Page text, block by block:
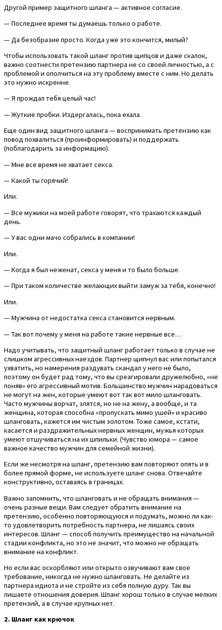
Другой пример защитного шланга — активное согласие.
— Последнее время ты думаешь только о работе.
— Да безобразие просто. Когда уже это кончится, милый?
Чтобы использовать такой шланг против щипцов и даже скалок,
важно соотнести претензию партнера не со своей личностью, а с
проблемой и ополчиться на эту проблему вместе с ним. Но делать
это нужно искренне.
— Я прождал тебя целый час!
— Жуткие пробки. Издергалась, пока ехала.
Еще один вид защитного шланга — воспринимать претензию как
повод похвалиться (проинформировать) и поддержать
(поблагодарить за информацию).
— Мне все время не хватает секса.
— Какой ты горячий!
Или.
— Все мужики на моей работе говорят, что трахаются каждый
день.
— У вас одни мачо собрались в компании!
Или.
— Когда я был неженат, секса у меня и то было больше.
— При таком количестве желающих выйти замуж за тебя, конечно!
Или.
— Мужчина от недостатка секса становится нервным.
— Так вот почему у меня на работе такие нервные все…
Надо учитывать, что защитный шланг работает только в случае не
слишком агрессивных наездов. Партнер щипнул вас или попытался
ухватить, но намерения раздувать скандал у него не было,
поэтому он будет рад тому, что вы среагировали дружелюбно, «не
поняв» его агрессивный мотив. Большинство мужчин нарадоваться
не могут на жен, которые умеют вот так вот мило шланговать.
Часто мужчины ворчат, злятся, но не на жену, а вообще, и та
женщина, которая способна «пропускать мимо ушей» и красиво
шланговать, кажется им чистым золотом. Тоже самое, кстати,
касается и раздражительных нервных женщин, мужья которых
умеют отшучиваться на их шпильки. (Чувство юмора — самое
важное качество мужчин для семейной жизни).
Если же несмотря на шланг, претензию вам повторяют опять и в
более прямой форме, не используете шланг снова. Отвечайте
конструктивно, оставаясь в границах.
Важно запомнить, что шланговать и не обращать внимания —
очень разные вещи. Вам следует обратить внимание на
претензию, особенно повторяющуюся и подумать, можно ли как-
то удовлетворить потребность партнера, не лишаясь своих
интересов. Шланг — способ получить преимущество на начальной
стадии конфликта, но это не значит, что можно не обращать
внимание на конфликт.
Но если вас оскорбляют или открыто озвучивают вам свое
требование, никогда не нужно шланговать. Не делайте из
партнера идиота и не стройте из себя полную дуру. Так вы
лишаете отношения доверия. Шланг хорош только в случае мелких
претензий, а в случае крупных нет.
2. Шланг как крючок